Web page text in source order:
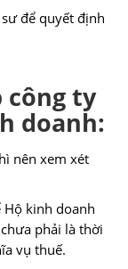
để quyết định
công ty
doanh:
nên xem xét
Hộ kinh doanh
phải là thời
vụ thuế.